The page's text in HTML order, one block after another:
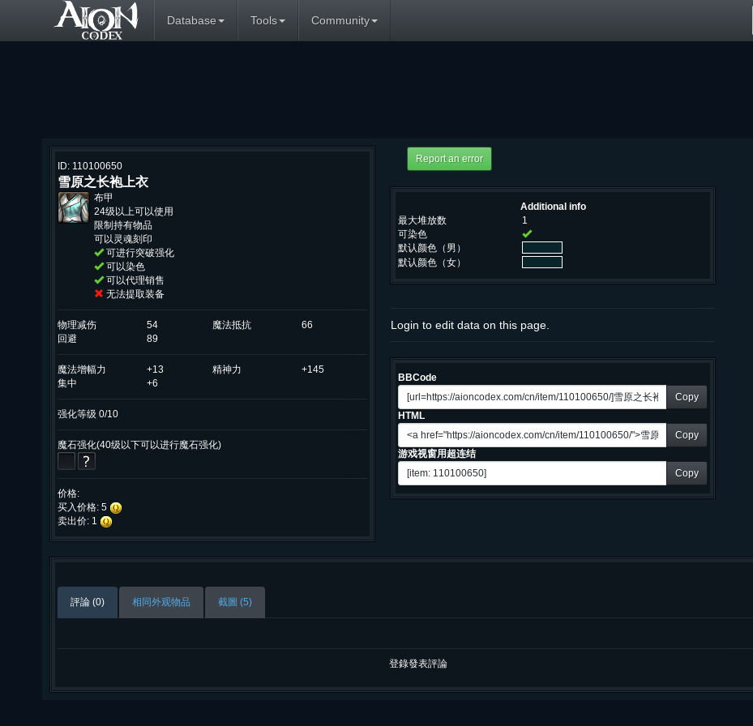
Database Tools Community
ID: 110100650
雪原之长袍上衣
布甲
24级以上可以使用
限制持有物品
可以灵魂刻印
可进行突破强化
可以染色
可以代理销售
无法提取装备
物理减伤 54 魔法抵抗
66
回避
89
魔法增幅力 +13 精神力
+145
集中
+6
强化等级 0/10
魔石强化(40级以下可以进行魔石强化)
价格:
买入价格: 5
卖出价: 1
Additional info
最大堆放数
1
可染色
默认颜色（男）
默认颜色（女）
Login to edit data on this page.
BBCode
Copy
HTML
Copy
游戏视窗用超连结
Copy
評論 (0) 相同外观物品 截圖 (5)
登錄發表評論